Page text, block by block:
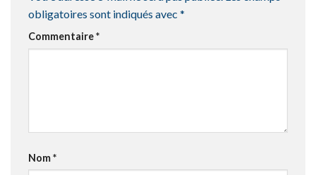
obligatoires sont indiqués avec *
Commentaire*
Nom*